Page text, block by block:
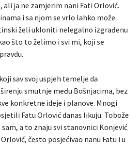
ali ja ne zamjerim nani Fati Orlović.
i sa njom se vrlo lahko može
želi ukloniti nelegalno izgrađenu
što to želimo i svi mi, koji se
sav svoj uspjeh temelje da
smutnje među Bošnjacima, bez
konkretne ideje i planove. Mnogi
Fatu Orlović danas likuju. Tobože
a to znaju svi stanovnici Konjević
često posjećivao nanu Fatu i u